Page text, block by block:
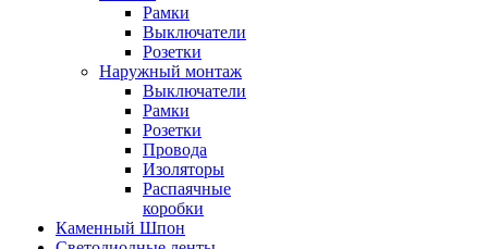
Рамки
Выключатели
Розетки
Наружный монтаж
Выключатели
Рамки
Розетки
Провода
Изоляторы
Распаячные
коробки
Каменный Шпон